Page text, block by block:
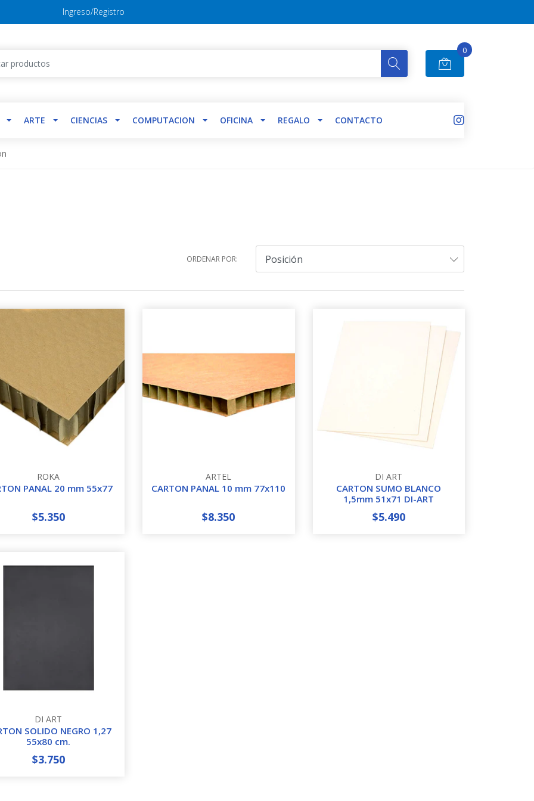
Ingreso/Registro
0
ARTE CIENCIAS COMPUTACION OFICINA REGALO CONTACTO
ORDENAR POR:
ROKA
PANAL 20 mm 55x77
+
$5.350
ARTEL
CARTON PANAL 10 mm 77x110
+
$8.350
DI ART
CARTON SUMO BLANCO
1,5mm 51x71 DI-ART
+
$5.490
DI ART
SOLIDO NEGRO 1,27
55x80 cm.
+
$3.750